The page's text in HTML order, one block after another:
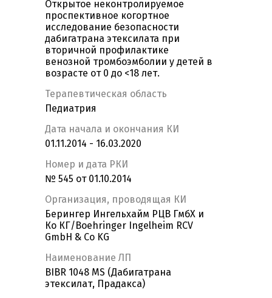
Открытое неконтролируемое
проспективное когортное
исследование безопасности
дабигатрана этексилата при
вторичной профилактике
венозной тромбоэмболии у детей в
возрасте от 0 до <18 лет.
Терапевтическая область
Педиатрия
Дата начала и окончания КИ
01.11.2014 - 16.03.2020
Номер и дата РКИ
№ 545 от 01.10.2014
Организация, проводящая КИ
Берингер Ингельхайм РЦВ ГмбХ и
Ко КГ/Boehringer Ingelheim RCV
GmbH & Co KG
Наименование ЛП
BIBR 1048 MS (Дабигатрана
этексилат, Прадакса)